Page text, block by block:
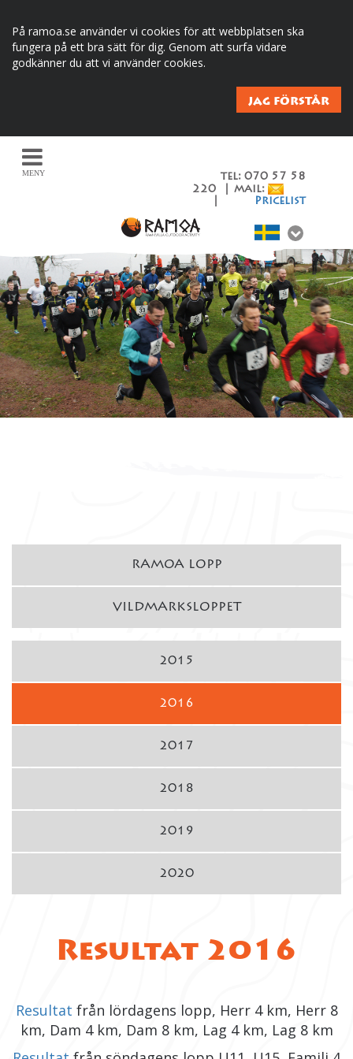
På ramoa.se använder vi cookies för att webbplatsen ska
fungera på ett bra sätt för dig. Genom att surfa vidare
godkänner du att vi använder cookies.
JAG FÖRSTÅR
tel: 070 57 58
220 | mail:
Pricelist
MENY
RAMOA LOPP
VILDMARKSLOPPET
2015
2016
2017
2018
2019
2020
Resultat 2016
Resultat från lördagens lopp, Herr 4 km, Herr 8
km, Dam 4 km, Dam 8 km, Lag 4 km, Lag 8 km